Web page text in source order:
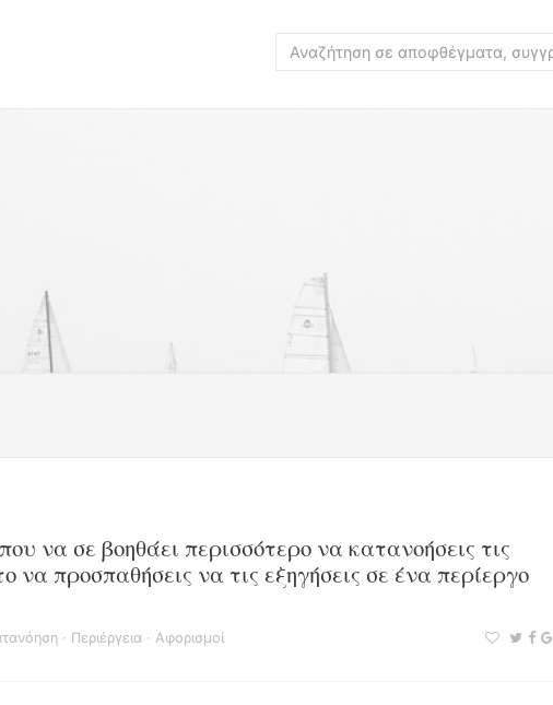
να σε βοηθάει περισσότερο να κατανοήσεις τις
να προσπαθήσεις να τις εξηγήσεις σε ένα περίεργο
· Περιέργεια · Αφορισμοί